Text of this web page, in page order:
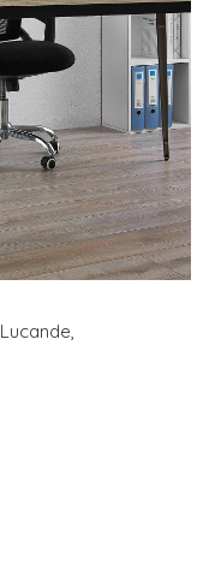
Lucande,